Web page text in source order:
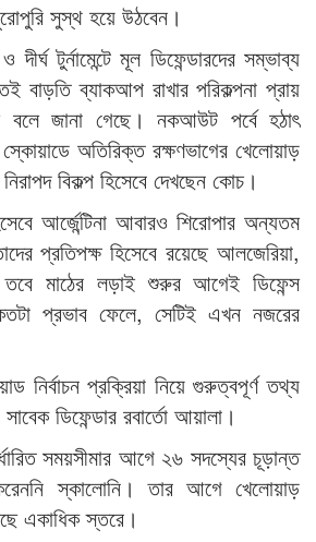
সুস্থ হয়ে উঠবেন।
টুর্নামেন্টে মূল ডিফেন্ডারদের সম্ভাব্য
বাড়তি ব্যাকআপ রাখার পরিকল্পনা প্রায়
বলে জানা গেছে। নকআউট পর্বে হঠাৎ
অতিরিক্ত রক্ষণভাগের খেলোয়াড়
বিকল্প হিসেবে দেখছেন কোচ।
আর্জেন্টিনা আবারও শিরোপার অন্যতম
প্রতিপক্ষ হিসেবে রয়েছে আলজেরিয়া,
মাঠের লড়াই শুরুর আগেই ডিফেন্স
প্রভাব ফেলে, সেটিই এখন নজরের
নির্বাচন প্রক্রিয়া নিয়ে গুরুত্বপূর্ণ তথ্য
সাবেক ডিফেন্ডার রবার্তো আয়ালা।
সময়সীমার আগে ২৬ সদস্যের চূড়ান্ত
স্কালোনি। তার আগে খেলোয়াড়
একাধিক স্তরে।